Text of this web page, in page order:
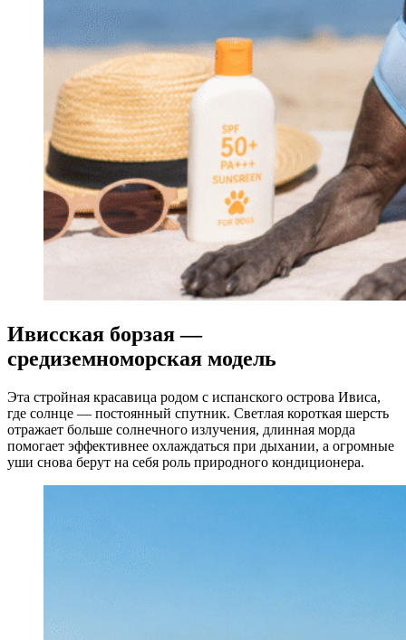
Ивисская борзая —
средиземноморская модель
Эта стройная красавица родом с испанского острова Ивиса,
где солнце — постоянный спутник. Светлая короткая шерсть
отражает больше солнечного излучения, длинная морда
помогает эффективнее охлаждаться при дыхании, а огромные
уши снова берут на себя роль природного кондиционера.